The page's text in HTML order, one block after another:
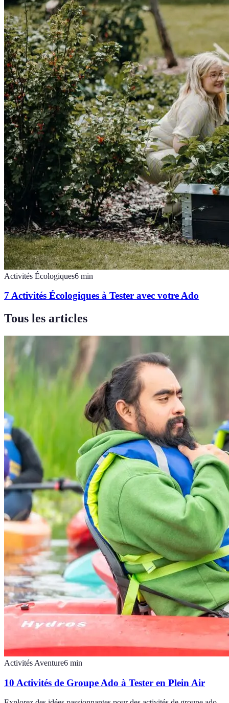
Activités Écologiques6 min
7 Activités Écologiques à Tester avec votre Ado
Tous les articles
Activités Aventure6 min
10 Activités de Groupe Ado à Tester en Plein Air